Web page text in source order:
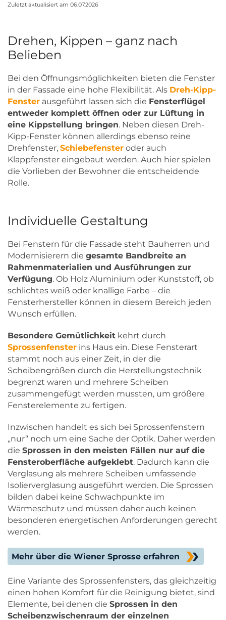
Zuletzt aktualisiert am 06.07.2026
Drehen, Kippen – ganz nach
Belieben
Bei den Öffnungsmöglichkeiten bieten die Fenster
in der Fassade eine hohe Flexibilität. Als Dreh-Kipp-
Fenster ausgeführt lassen sich die Fensterflügel
entweder komplett öffnen oder zur Lüftung in
eine Kippstellung bringen. Neben diesen Dreh-
Kipp-Fenster können allerdings ebenso reine
Drehfenster, Schiebefenster oder auch
Klappfenster eingebaut werden. Auch hier spielen
die Vorlieben der Bewohner die entscheidende
Rolle.
Individuelle Gestaltung
Bei Fenstern für die Fassade steht Bauherren und
Modernisierern die gesamte Bandbreite an
Rahmenmaterialien und Ausführungen zur
Verfügung. Ob Holz Aluminium oder Kunststoff, ob
schlichtes weiß oder knallige Farbe – die
Fensterhersteller können in diesem Bereich jeden
Wunsch erfüllen.
Besondere Gemütlichkeit kehrt durch
Sprossenfenster ins Haus ein. Diese Fensterart
stammt noch aus einer Zeit, in der die
Scheibengrößen durch die Herstellungstechnik
begrenzt waren und mehrere Scheiben
zusammengefügt werden mussten, um größere
Fensterelemente zu fertigen.
Inzwischen handelt es sich bei Sprossenfenstern
„nur“ noch um eine Sache der Optik. Daher werden
die Sprossen in den meisten Fällen nur auf die
Fensteroberfläche aufgeklebt. Dadurch kann die
Verglasung als mehrere Scheiben umfassende
Isolierverglasung ausgeführt werden. Die Sprossen
bilden dabei keine Schwachpunkte im
Wärmeschutz und müssen daher auch keinen
besonderen energetischen Anforderungen gerecht
werden.
Mehr über die Wiener Sprosse erfahren
Eine Variante des Sprossenfensters, das gleichzeitig
einen hohen Komfort für die Reinigung bietet, sind
Elemente, bei denen die Sprossen in den
Scheibenzwischenraum der einzelnen